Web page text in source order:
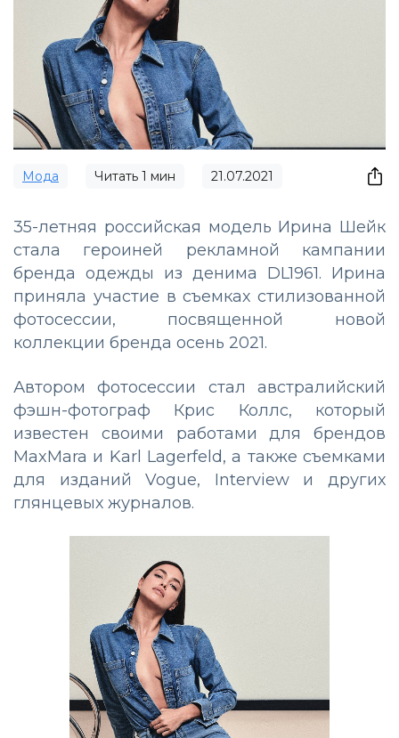
Мода Читать 1 мин 21.07.2021
35-летняя российская модель Ирина Шейк
стала героиней рекламной кампании
бренда одежды из денима DL1961. Ирина
приняла участие в съемках стилизованной
фотосессии, посвященной новой
коллекции бренда осень 2021.
Автором фотосессии стал австралийский
фэшн-фотограф Крис Коллс, который
известен своими работами для брендов
MaxMara и Karl Lagerfeld, а также съемками
для изданий Vogue, Interview и других
глянцевых журналов.